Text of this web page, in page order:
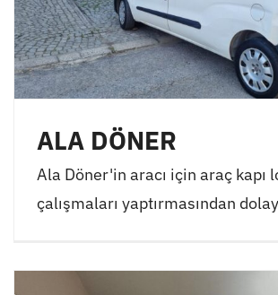
ALA DÖNER
Ala Döner'in aracı için araç kapı
çalışmaları yaptırmasından